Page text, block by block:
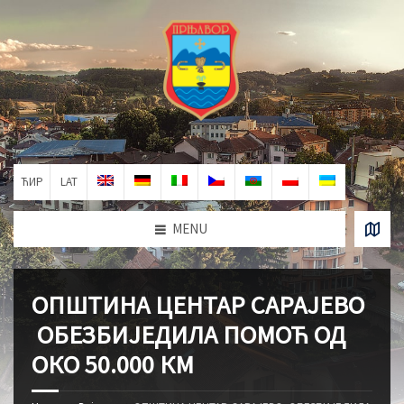
ЋИР LAT
MENU
ОПШТИНА ЦЕНТАР САРАЈЕВО
ОБЕЗБИЈЕДИЛА ПОМОЋ ОД
ОКО 50.000 КМ